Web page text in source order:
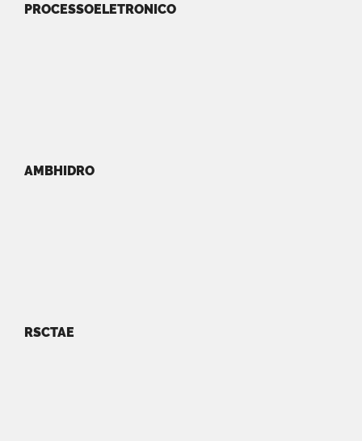
PROCESSOELETRONICO
AMBHIDRO
RSCTAE